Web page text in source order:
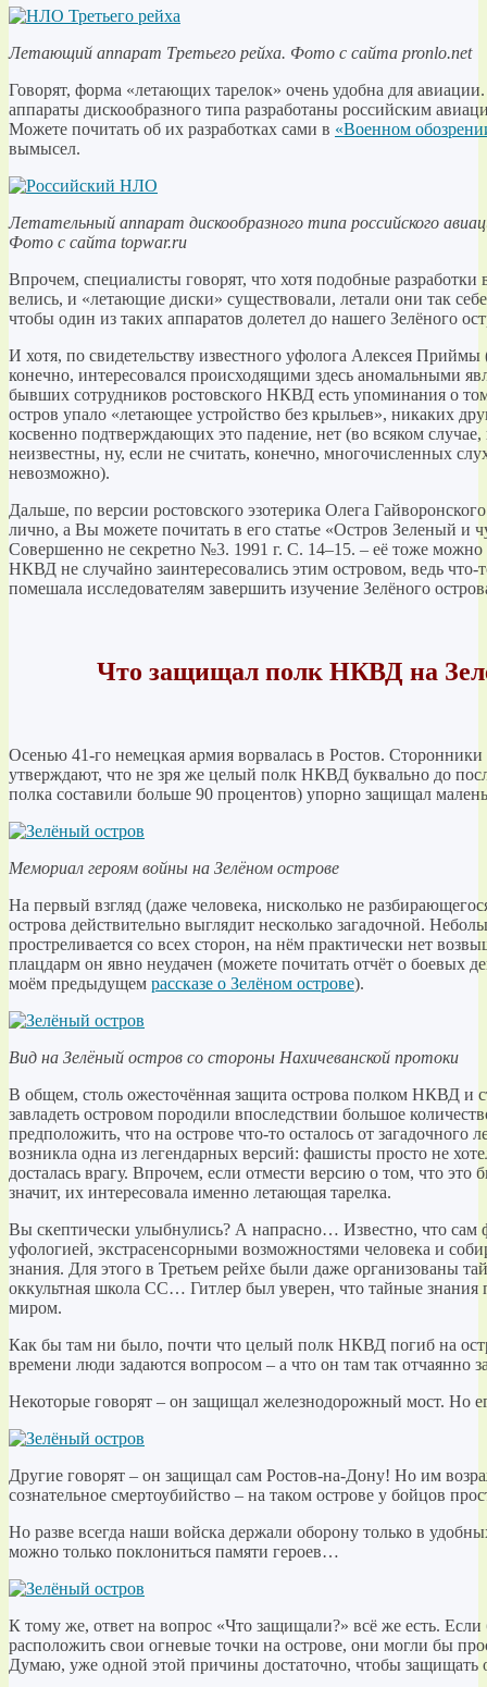
Летающий аппарат Третьего рейха. Фото с сайта pronlo.net
Говорят, форма «летающих тарелок» очень удобна для
аппараты дискообразного типа разработаны российским
Можете почитать об их разработках сами в «Военном
вымысел.
Летательный аппарат дискообразного типа российского
Фото с сайта topwar.ru
Впрочем, специалисты говорят, что хотя подобные разработки
велись, и «летающие диски» существовали, летали они так
чтобы один из таких аппаратов долетел до нашего Зелёного
И хотя, по свидетельству известного уфолога Алексея
конечно, интересовался происходящими здесь аномальными
бывших сотрудников ростовского НКВД есть упоминания о
остров упало «летающее устройство без крыльев», никаких
косвенно подтверждающих это падение, нет (во всяком
неизвестны, ну, если не считать, конечно, многочисленных
невозможно).
Дальше, по версии ростовского эзотерика Олега
лично, а Вы можете почитать в его статье «Остров Зеленый и
Совершенно не секретно №3. 1991 г. С. 14–15. – её тоже можно
НКВД не случайно заинтересовались этим островом, ведь что-
помешала исследователям завершить изучение Зелёного
Что защищал полк НКВД на
Осенью 41-го немецкая армия ворвалась в Ростов.
утверждают, что не зря же целый полк НКВД буквально до
полка составили больше 90 процентов) упорно защищал
Мемориал героям войны на Зелёном острове
На первый взгляд (даже человека, нисколько не
острова действительно выглядит несколько загадочной.
простреливается со всех сторон, на нём практически нет
плацдарм он явно неудачен (можете почитать отчёт о боевых
моём предыдущем рассказе о Зелёном острове).
Вид на Зелёный остров со стороны Нахичеванской протоки
В общем, столь ожесточённая защита острова полком НКВД и
завладеть островом породили впоследствии большое
предположить, что на острове что-то осталось от загадочного
возникла одна из легендарных версий: фашисты просто не
досталась врагу. Впрочем, если отмести версию о том, что
значит, их интересовала именно летающая тарелка.
Вы скептически улыбнулись? А напрасно… Известно, что сам
уфологией, экстрасенсорными возможностями человека и
знания. Для этого в Третьем рейхе были даже организованы
оккультная школа СС… Гитлер был уверен, что тайные знания
миром.
Как бы там ни было, почти что целый полк НКВД погиб на
времени люди задаются вопросом – а что он там так отчаянно
Некоторые говорят – он защищал железнодорожный мост. Но
Другие говорят – он защищал сам Ростов-на-Дону! Но им
сознательное смертоубийство – на таком острове у бойцов
Но разве всегда наши войска держали оборону только в
можно только поклониться памяти героев…
К тому же, ответ на вопрос «Что защищали?» всё же есть.
расположить свои огневые точки на острове, они могли бы
Думаю, уже одной этой причины достаточно, чтобы защищать